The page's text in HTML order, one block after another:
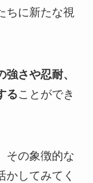
ちに新たな視
強さや忍耐、
ることができ
その象徴的な
かしてみてく